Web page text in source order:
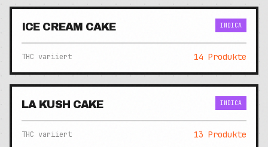
ICE CREAM CAKE INDICA
THC variiert 14 Produkte
LA KUSH CAKE INDICA
THC variiert 13 Produkte